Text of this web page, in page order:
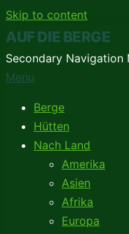
Skip to content
AUF DIE BERGE
Secondary Navigation
Menu
Berge
Hütten
Nach Land
Amerika
Asien
Afrika
Europa